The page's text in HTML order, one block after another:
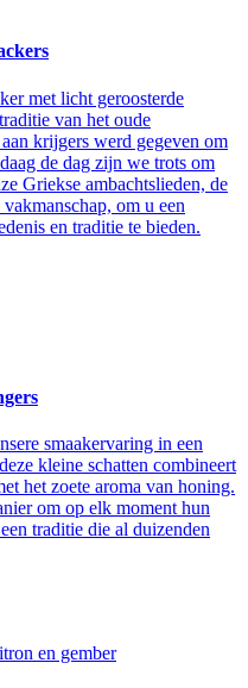
met licht geroosterde
van het oude
krijgers werd gegeven om
de dag zijn we trots om
Griekse ambachtslieden, de
om u een
en traditie te bieden.
smaakervaring in een
kleine schatten combineert
het zoete aroma van honing.
om op elk moment hun
traditie die al duizenden